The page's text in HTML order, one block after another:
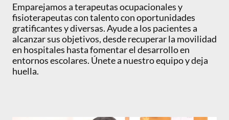
Emparejamos a terapeutas ocupacionales y
fisioterapeutas con talento con oportunidades
gratificantes y diversas. Ayude a los pacientes a
alcanzar sus objetivos, desde recuperar la movilidad
en hospitales hasta fomentar el desarrollo en
entornos escolares. Únete a nuestro equipo y deja
huella.